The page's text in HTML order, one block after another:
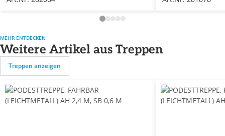
MEHR ENTDECKEN
Weitere Artikel aus Treppen
Treppen anzeigen